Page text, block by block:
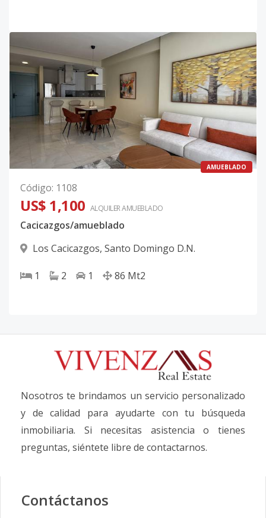
AMUEBLADO
Código: 1108
US$ 1,100 ALQUILERAMUEBLADO
Cacicazgos/amueblado
Los Cacicazgos, Santo Domingo D.N.
1 2 1 86 Mt2
Nosotros te brindamos un servicio personalizado
y de calidad para ayudarte con tu búsqueda
inmobiliaria. Si necesitas asistencia o tienes
preguntas, siéntete libre de contactarnos.
Contáctanos